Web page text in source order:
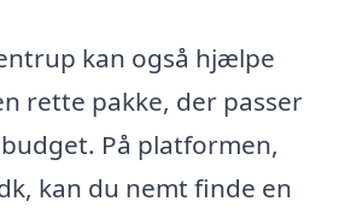
kan også hjælpe
rette pakke, der passer
På platformen,
kan du nemt finde en